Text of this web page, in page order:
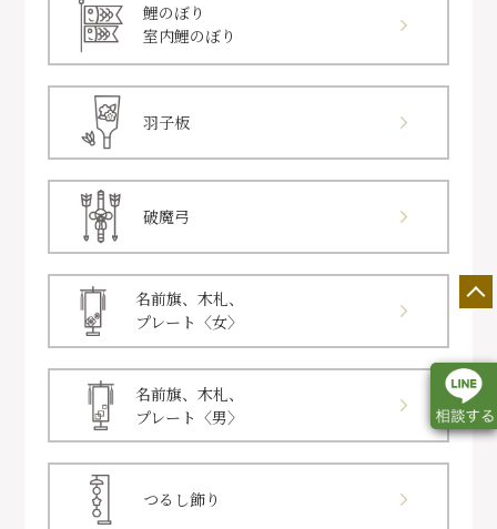
鯉のぼり
室内鯉のぼり
羽子板
破魔弓
名前旗、木札、
プレート〈女〉
名前旗、木札、
プレート〈男〉
つるし飾り
店舗一覧